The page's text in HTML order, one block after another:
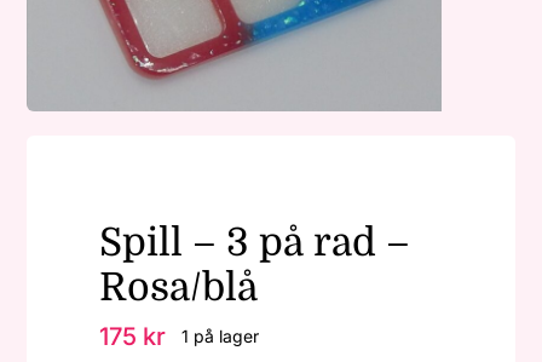
Nøkkelringer
Om MariEbbeSpill – 3 på rad –
Rosa/blå
175 kr 1 på lager